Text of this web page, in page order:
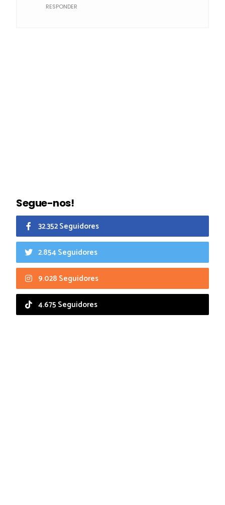
RESPONDER
Segue-nos!
32.352 Seguidores
2.854 Seguidores
9.028 Seguidores
4.675 Seguidores